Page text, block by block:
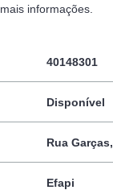
informações.
40148301
Disponível
Rua
Efapi